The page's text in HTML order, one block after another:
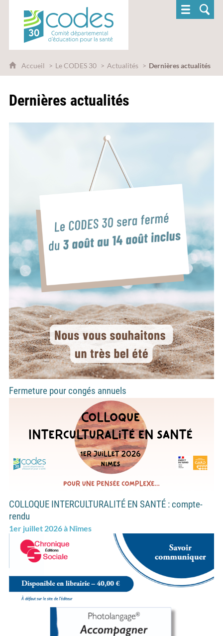
CoDES 30 - Comité départemental
Accueil Le CODES 30 Actualités Dernières actualités
Dernières actualités
Fermeture pour congés annuels
COLLOQUE INTERCULTURALITÉ EN SANTÉ : compte-
rendu
1er juillet 2026 à Nîmes